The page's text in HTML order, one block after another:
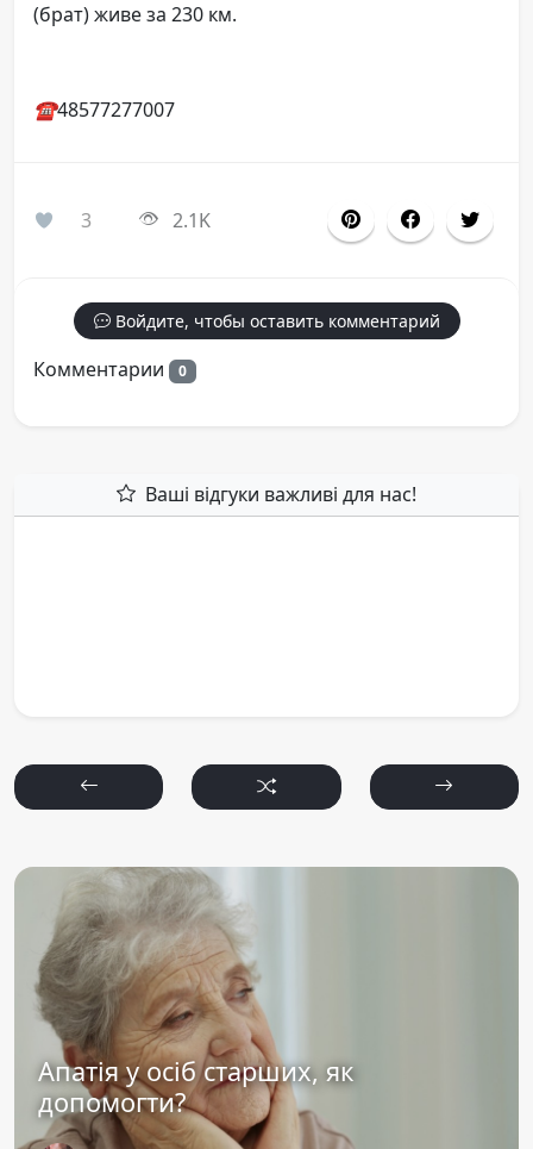
(брат) живе за 230 км.
☎️48577277007
3 2.1K
Войдите, чтобы оставить комментарий
Комментарии 0
Ваші відгуки важливі для нас!
Апатія у осіб старших, як
допомогти?